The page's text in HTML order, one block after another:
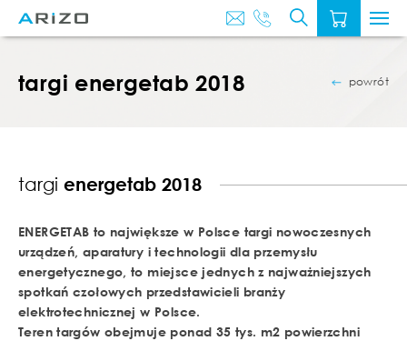
NAS
targi energetab 2018 powrót
targi energetab 2018
ENERGETAB to największe w Polsce targi nowoczesnych
urządzeń, aparatury i technologii dla przemysłu
energetycznego, to miejsce jednych z najważniejszych
spotkań czołowych przedstawicieli branży
elektrotechnicznej w Polsce.
Teren targów obejmuje ponad 35 tys. m2 powierzchni